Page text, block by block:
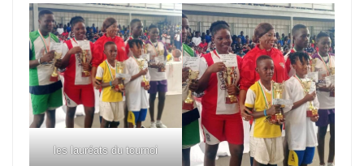
les lauréats du tournoi